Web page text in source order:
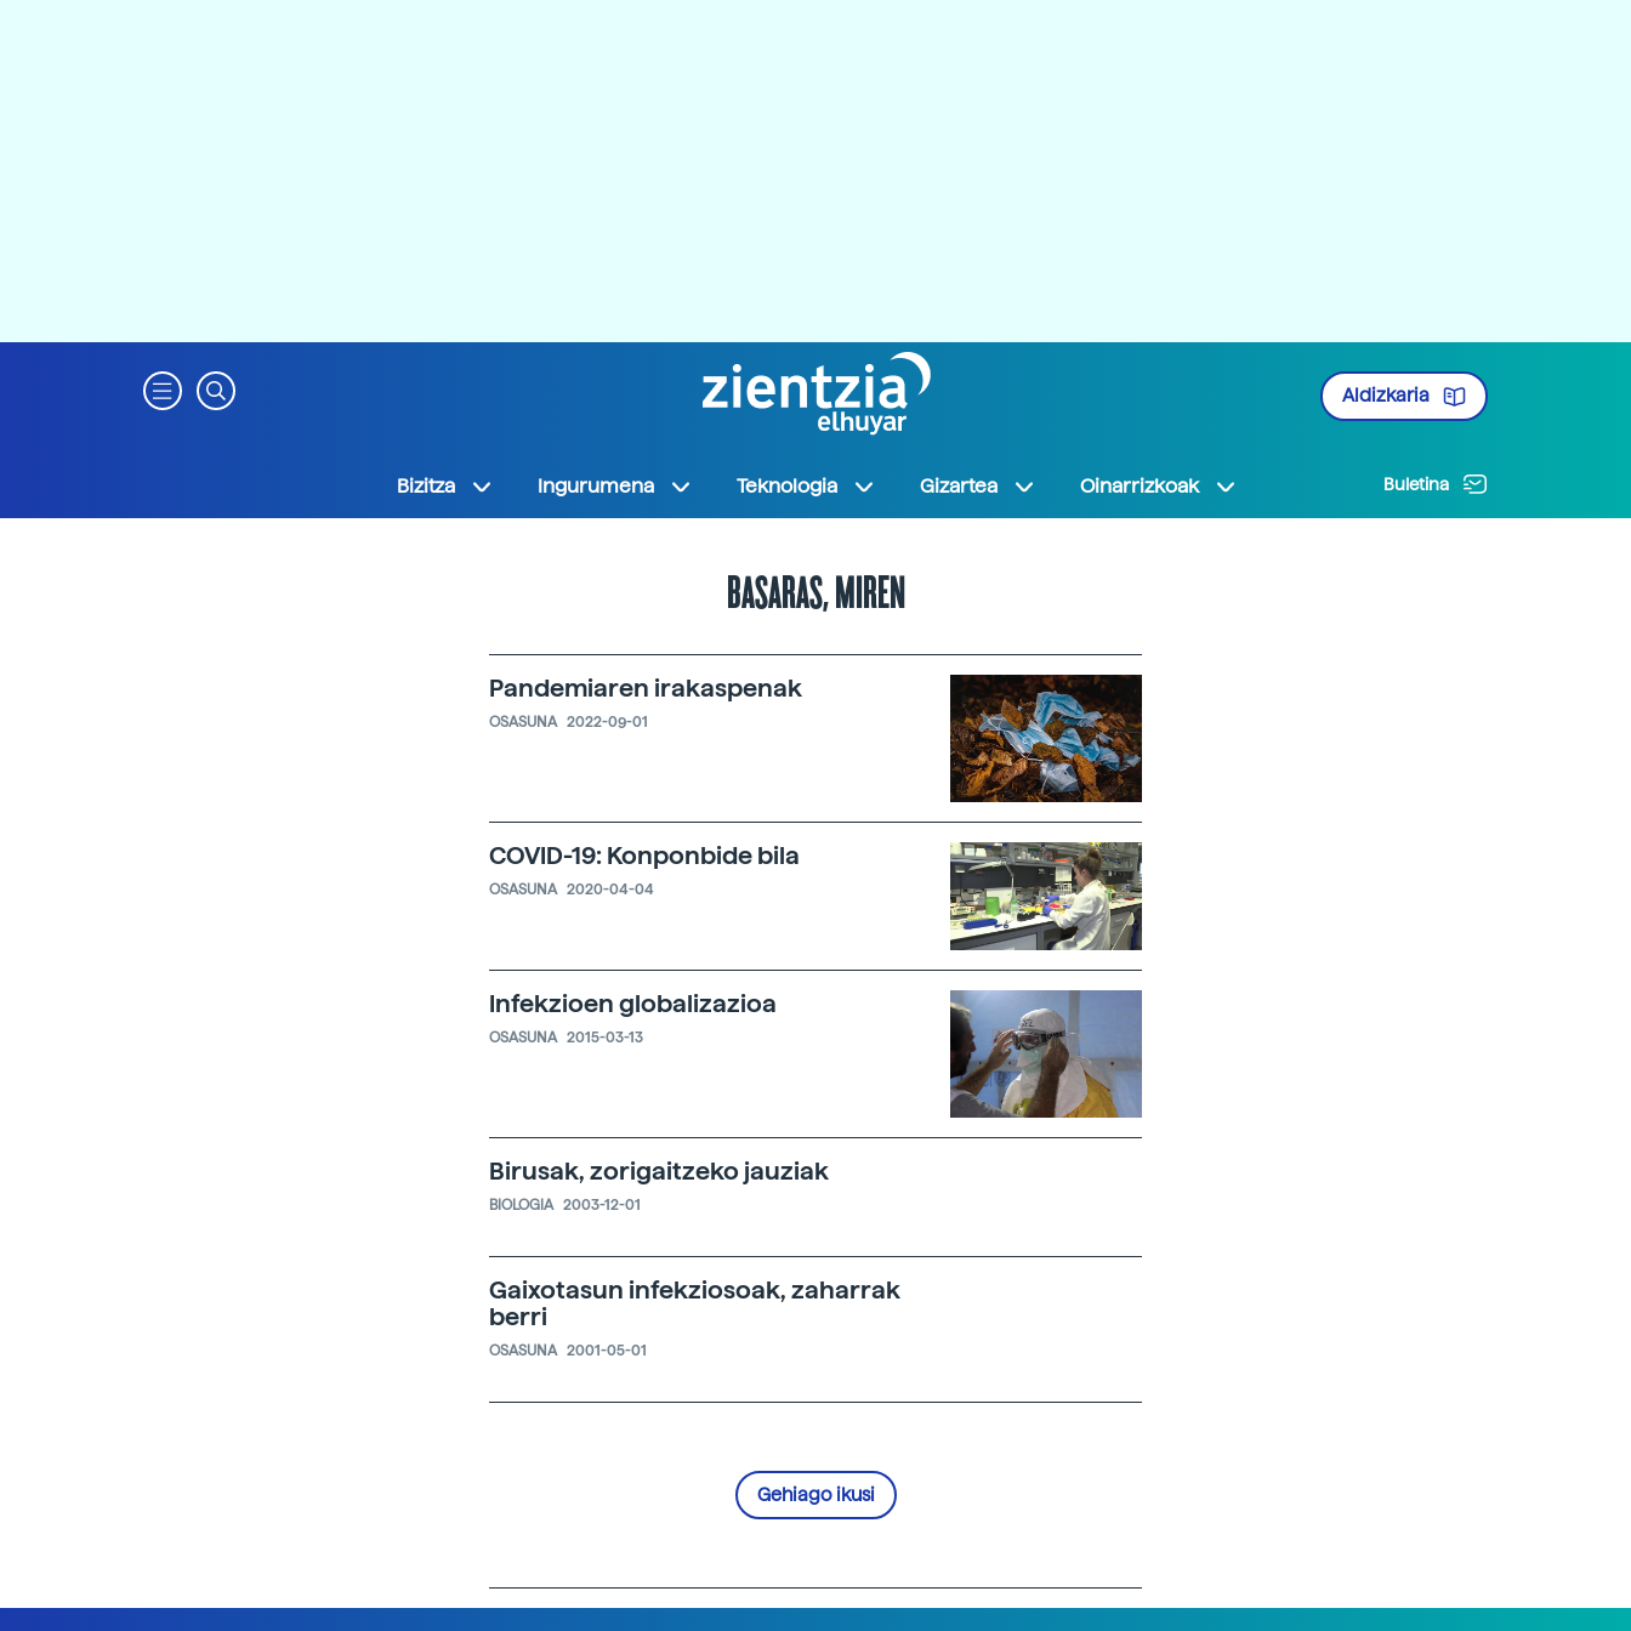
Aldizkaria
Bizitza Ingurumena Teknologia Gizartea Oinarrizkoak Buletina
BASARAS, MIREN
Pandemiaren irakaspenak
OSASUNA 2022-09-01
COVID-19: Konponbide bila
OSASUNA 2020-04-04
Infekzioen globalizazioa
OSASUNA 2015-03-13
Birusak, zorigaitzeko jauziak
BIOLOGIA 2003-12-01
Gaixotasun infekziosoak, zaharrak
berri
OSASUNA 2001-05-01
Gehiago ikusi